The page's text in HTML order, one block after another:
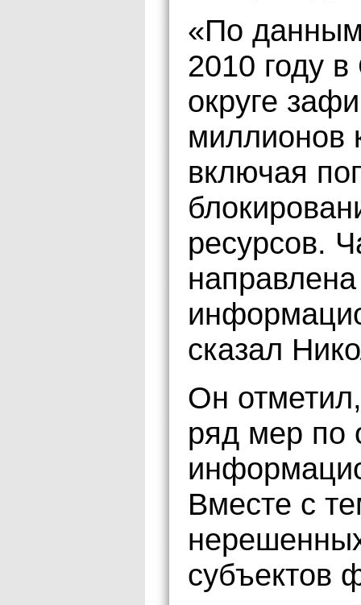
«По данным
2010 году
округе
миллионов
включая
ресурсов.
сказал
Он
ряд мер по
Вместе с
субъектов